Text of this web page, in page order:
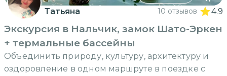
Татьяна 10 отзывов 4.9
Экскурсия в Нальчик, замок Шато-Эркен
+ термальные бассейны
Объединить природу, культуру, архитектуру и
оздоровление в одном маршруте в поездке с